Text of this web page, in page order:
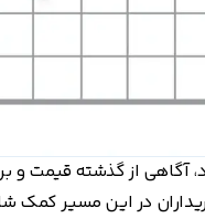
آگاهی از گذشته قیمت و
در این مسیر